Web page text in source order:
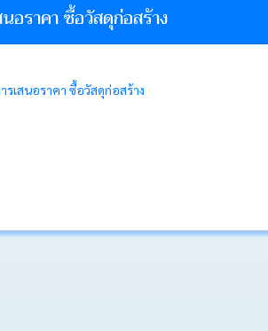
อราคา ซื้อวัสดุก่อสร้าง
เสนอราคา ซื้อวัสดุก่อสร้าง